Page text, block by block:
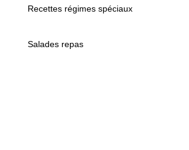
Recettes régimes spéciaux
Salades repas